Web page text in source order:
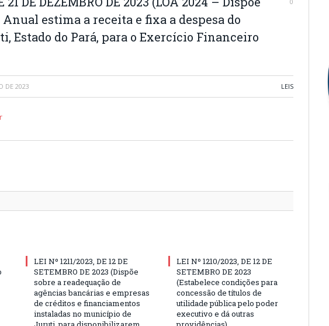
estima a receita e fixa a despesa do
Estado do Pará, para o Exercício Financeiro
DE 2023 LEIS
LEI Nº 1211/2023, DE 12 DE
SETEMBRO DE 2023 (Dispõe
sobre a readequação de
agências bancárias e empresas
de créditos e financiamentos
instaladas no município de
LEI Nº 1210/2023, DE 12 DE
SETEMBRO DE 2023
(Estabelece condições para
concessão de títulos de
utilidade pública pelo poder
executivo e dá outras